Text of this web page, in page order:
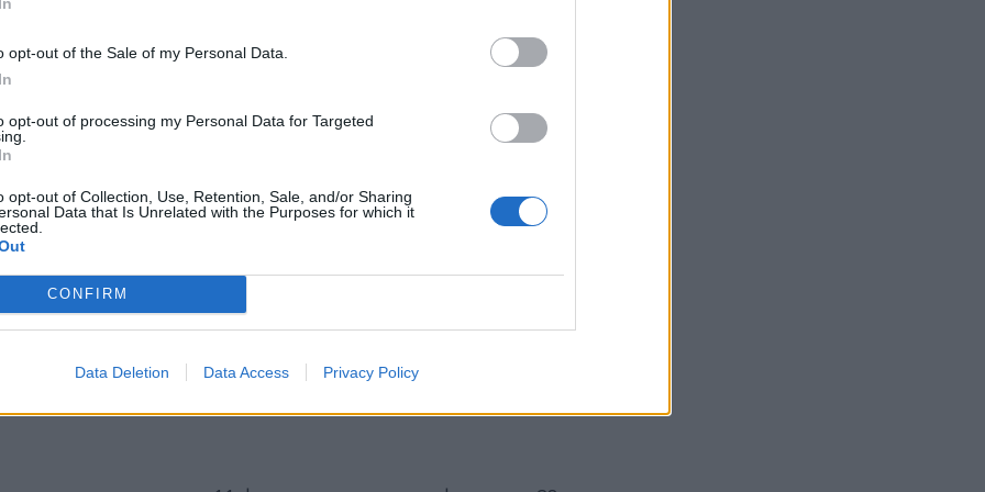
opt-out of the Sale of my Personal Data.
opt-out of processing my Personal Data for Targeted
opt-out of Collection, Use, Retention, Sale, and/or Sharing
Data that Is Unrelated with the Purposes for which it
CONFIRM
Data Deletion Data Access Privacy Policy